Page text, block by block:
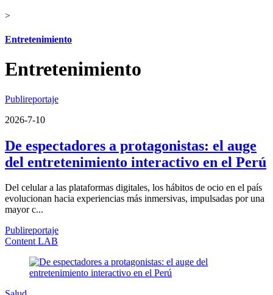
>
Entretenimiento
Entretenimiento
Publireportaje
2026-7-10
De espectadores a protagonistas: el auge
del entretenimiento interactivo en el Perú
Del celular a las plataformas digitales, los hábitos de ocio en el país
evolucionan hacia experiencias más inmersivas, impulsadas por una
mayor c...
Publireportaje
Content LAB